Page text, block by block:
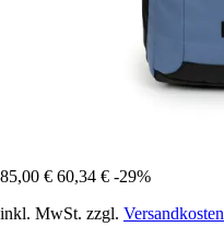
85,00 € 60,34 € -29%
inkl. MwSt. zzgl. Versandkosten